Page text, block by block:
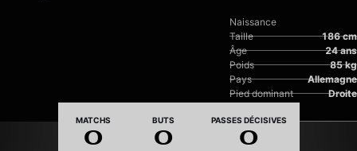
Taille 186 cm
Poids 85 kg
Pied dominant Droite
Naissance
Âge 24 ans
Pays Allemagne
MATCHS
0
BUTS
0
PASSES DÉCISIVES
0